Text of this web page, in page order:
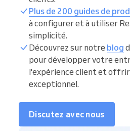
Plus de 200 guides de
à configurer et à utiliser
simplicité.
Découvrez sur notre blog
pour développer votre
l'expérience client et offrir
exceptionnel.
Discutez avec nous